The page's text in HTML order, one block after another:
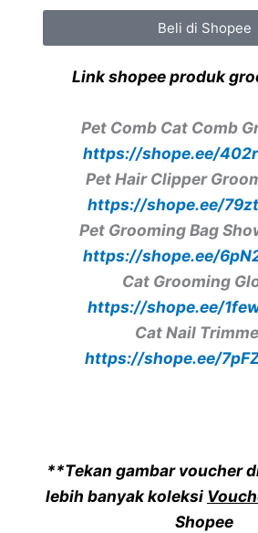
Beli di Shopee
Link shopee produk
Pet Comb Cat Comb
https://shope.ee/
Pet Hair Clipper
https://shope.ee/
Pet Grooming Bag
https://shope.ee/
Cat Grooming
https://shope.ee/
Cat Nail
https://shope.ee/
**Tekan gambar voucher
lebih banyak koleksi
Shopee